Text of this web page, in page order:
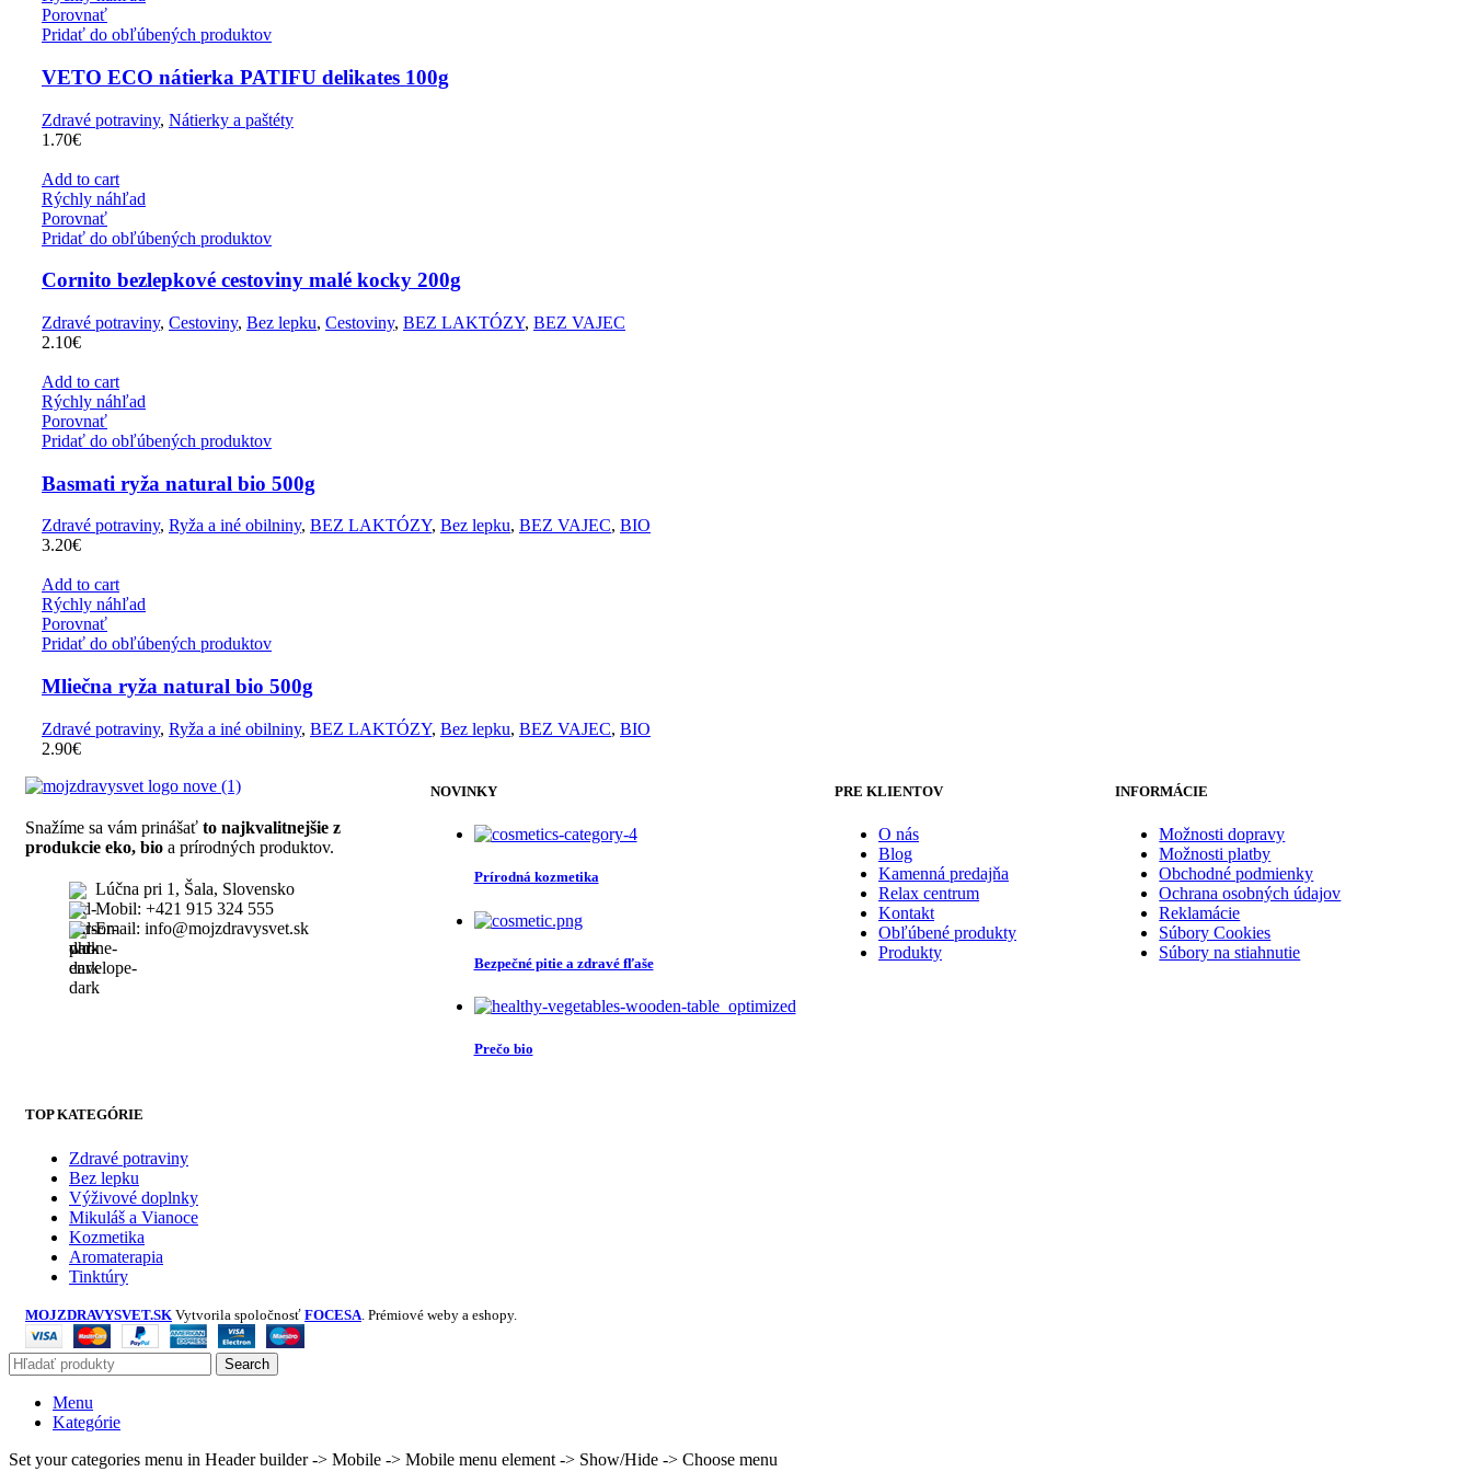
Porovnať
Pridať do obľúbených produktov
VETO ECO nátierka PATIFU delikates 100g
Zdravé potraviny, Nátierky a paštéty
1.70€
Add to cart
Rýchly náhľad
Porovnať
Pridať do obľúbených produktov
Cornito bezlepkové cestoviny malé kocky 200g
Zdravé potraviny, Cestoviny, Bez lepku, Cestoviny, BEZ LAKTÓZY, BEZ VAJEC
2.10€
Add to cart
Rýchly náhľad
Porovnať
Pridať do obľúbených produktov
Basmati ryža natural bio 500g
Zdravé potraviny, Ryža a iné obilniny, BEZ LAKTÓZY, Bez lepku, BEZ VAJEC, BIO
3.20€
Add to cart
Rýchly náhľad
Porovnať
Pridať do obľúbených produktov
Mliečna ryža natural bio 500g
Zdravé potraviny, Ryža a iné obilniny, BEZ LAKTÓZY, Bez lepku, BEZ VAJEC, BIO
2.90€
Snažíme sa vám prinášať to najkvalitnejšie z
produkcie eko, bio a prírodných produktov.
Lúčna pri 1, Šala, Slovensko
Mobil: +421 915 324 555
Email: info@mojzdravysvet.sk
NOVINKY
Prírodná kozmetika
Bezpečné pitie a zdravé fľaše
Prečo bio
PRE KLIENTOV
O nás
Blog
Kamenná predajňa
Relax centrum
Kontakt
Obľúbené produkty
Produkty
INFORMÁCIE
Možnosti dopravy
Možnosti platby
Obchodné podmienky
Ochrana osobných údajov
Reklamácie
Súbory Cookies
Súbory na stiahnutie
TOP KATEGÓRIE
Zdravé potraviny
Bez lepku
Výživové doplnky
Mikuláš a Vianoce
Kozmetika
Aromaterapia
Tinktúry
MOJZDRAVYSVET.SK Vytvorila spoločnosť FOCESA . Prémiové weby a eshopy.
Search
Menu
Kategórie
Set your categories menu in Header builder -> Mobile -> Mobile menu element -> Show/Hide -> Choose menu